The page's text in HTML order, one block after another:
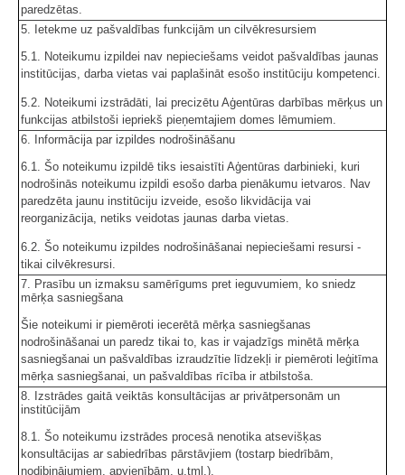
paredzētas.
5. Ietekme uz pašvaldības funkcijām un cilvēkresursiem
5.1. Noteikumu izpildei nav nepieciešams veidot pašvaldības jaunas
institūcijas, darba vietas vai paplašināt esošo institūciju kompetenci.
5.2. Noteikumi izstrādāti, lai precizētu Aģentūras darbības mērķus un
funkcijas atbilstoši iepriekš pieņemtajiem domes lēmumiem.
6. Informācija par izpildes nodrošināšanu
6.1. Šo noteikumu izpildē tiks iesaistīti Aģentūras darbinieki, kuri
nodrošinās noteikumu izpildi esošo darba pienākumu ietvaros. Nav
paredzēta jaunu institūciju izveide, esošo likvidācija vai
reorganizācija, netiks veidotas jaunas darba vietas.
6.2. Šo noteikumu izpildes nodrošināšanai nepieciešami resursi -
tikai cilvēkresursi.
7. Prasību un izmaksu samērīgums pret ieguvumiem, ko sniedz
mērķa sasniegšana
Šie noteikumi ir piemēroti iecerētā mērķa sasniegšanas
nodrošināšanai un paredz tikai to, kas ir vajadzīgs minētā mērķa
sasniegšanai un pašvaldības izraudzītie līdzekļi ir piemēroti leģitīma
mērķa sasniegšanai, un pašvaldības rīcība ir atbilstoša.
8. Izstrādes gaitā veiktās konsultācijas ar privātpersonām un
institūcijām
8.1. Šo noteikumu izstrādes procesā nenotika atsevišķas
konsultācijas ar sabiedrības pārstāvjiem (tostarp biedrībām,
nodibinājumiem, apvienībām, u.tml.).